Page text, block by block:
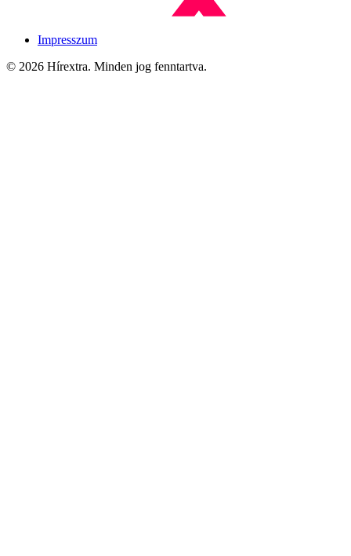
Impresszum
© 2026 Hírextra. Minden jog fenntartva.